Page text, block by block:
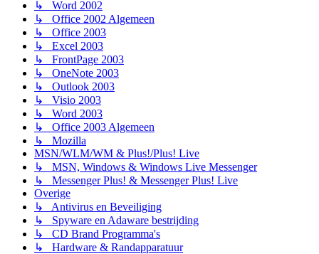
↳ Word 2002
↳ Office 2002 Algemeen
↳ Office 2003
↳ Excel 2003
↳ FrontPage 2003
↳ OneNote 2003
↳ Outlook 2003
↳ Visio 2003
↳ Word 2003
↳ Office 2003 Algemeen
↳ Mozilla
MSN/WLM/WM & Plus!/Plus! Live
↳ MSN, Windows & Windows Live Messenger
↳ Messenger Plus! & Messenger Plus! Live
Overige
↳ Antivirus en Beveiliging
↳ Spyware en Adaware bestrijding
↳ CD Brand Programma's
↳ Hardware & Randapparatuur